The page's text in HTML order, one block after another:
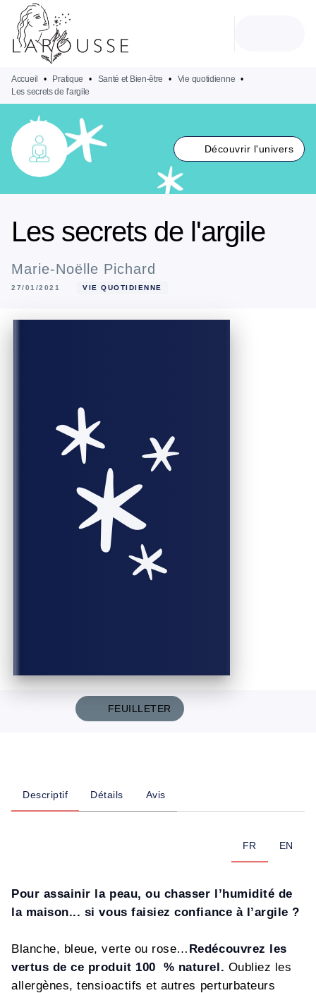
MENU
PIED DE PAGE
Accueil • Pratique • Santé et Bien-être • Vie quotidienne •
Les secrets de l'argile
Découvrir l'univers
Les secrets de l'argile
Marie-Noëlle Pichard
27/01/2021 VIE QUOTIDIENNE
FEUILLETER
Descriptif Détails Avis
FR EN
Pour assainir la peau, ou chasser l’humidité de
la maison... si vous faisiez confiance à l’argile ?
Blanche, bleue, verte ou rose… Redécouvrez les
vertus de ce produit 100 % naturel. Oubliez les
allergènes, tensioactifs et autres perturbateurs